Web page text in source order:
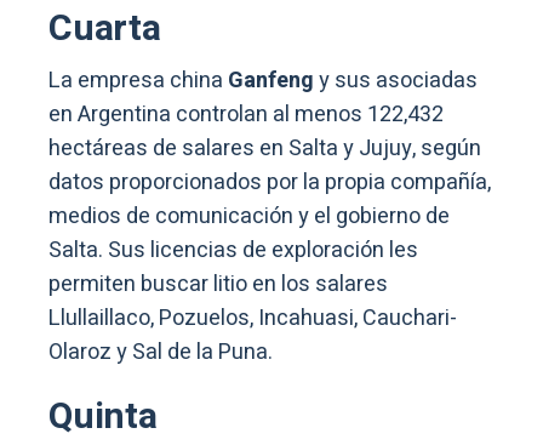
Cuarta
La empresa china Ganfengy sus asociadas
en Argentina controlan al menos 122,432
hectáreas de salares en Salta y Jujuy, según
datos proporcionados por la propia compañía,
medios de comunicación y el gobierno de
Salta. Sus licencias de exploración les
permiten buscar litio en los salares
Llullaillaco, Pozuelos, Incahuasi, Cauchari-
Olaroz y Sal de la Puna.
Quinta